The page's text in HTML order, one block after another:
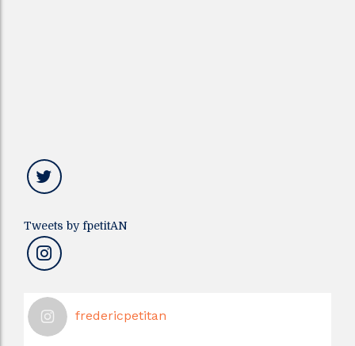
Tweets by fpetitAN
fredericpetitan